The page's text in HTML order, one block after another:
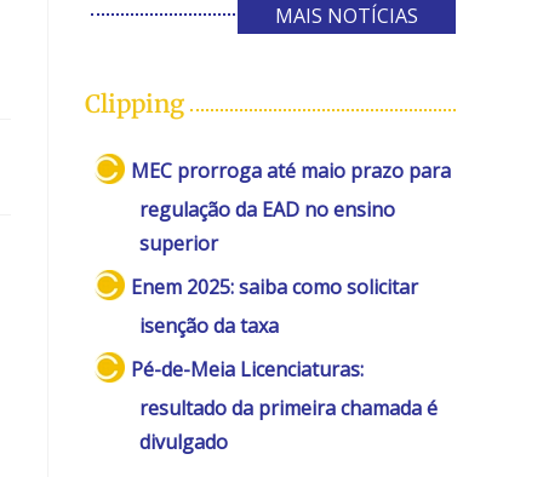
MAIS NOTÍCIAS
Clipping
MEC prorroga até maio prazo para
regulação da EAD no ensino
superior
Enem 2025: saiba como solicitar
isenção da taxa
Pé-de-Meia Licenciaturas:
resultado da primeira chamada é
divulgado